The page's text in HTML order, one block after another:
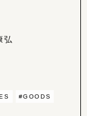
弘
#GOODS